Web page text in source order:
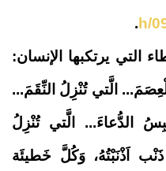
h/
.
التي يرتكبها الإنسان:
الَّتي تُنْزِلُ النِّقَمَ...
الدُّعاءَ... الَّتي تُنْزِلُ
اَذْنَبْتُهُ، وَكُلَّ خَطيئَة